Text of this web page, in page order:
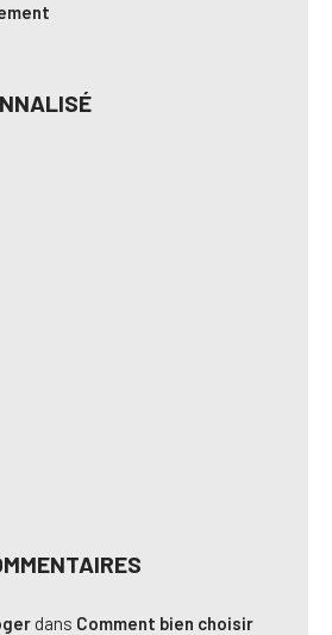
dans Comment bien choisir